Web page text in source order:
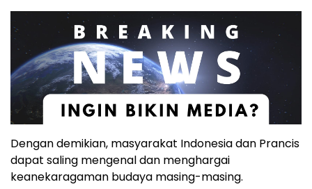
Dengan demikian, masyarakat Indonesia dan Prancis
dapat saling mengenal dan menghargai
keanekaragaman budaya masing-masing.